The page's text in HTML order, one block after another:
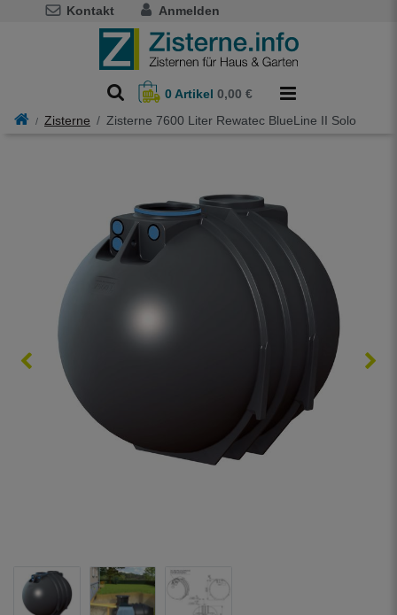
Kontakt Anmelden
0Artikel 0,00 €
Zisterne
Zisterne 7600 Liter Rewatec BlueLine II Solo